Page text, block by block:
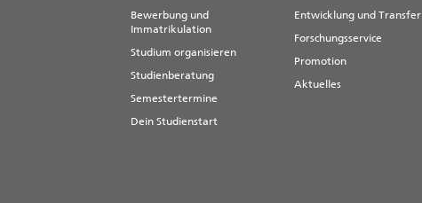
Bewerbung und
Immatrikulation
Studium organisieren
Studienberatung
Semestertermine
Dein Studienstart
Entwicklung und Transfer
Forschungsservice
Promotion
Aktuelles